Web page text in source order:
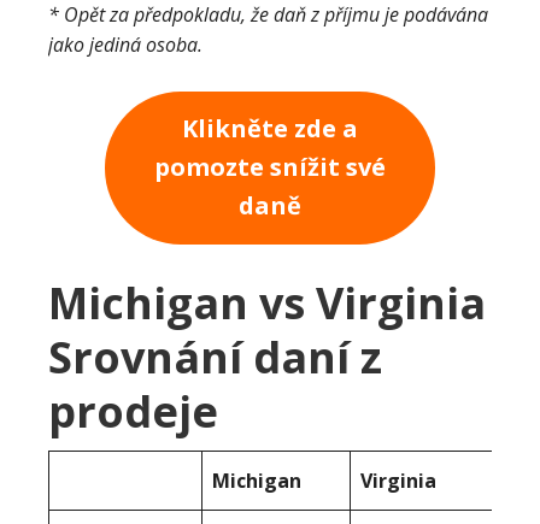
* Opět za předpokladu, že daň z příjmu je podávána
jako jediná osoba.
Klikněte zde a
pomozte snížit své
daně
Michigan vs Virginia
Srovnání daní z
prodeje
Michigan Virginia